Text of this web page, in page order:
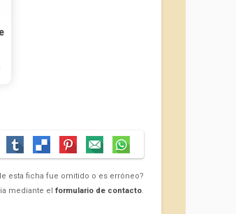
esta ficha fue omitido o es erróneo?
mediante el formulario de contacto.